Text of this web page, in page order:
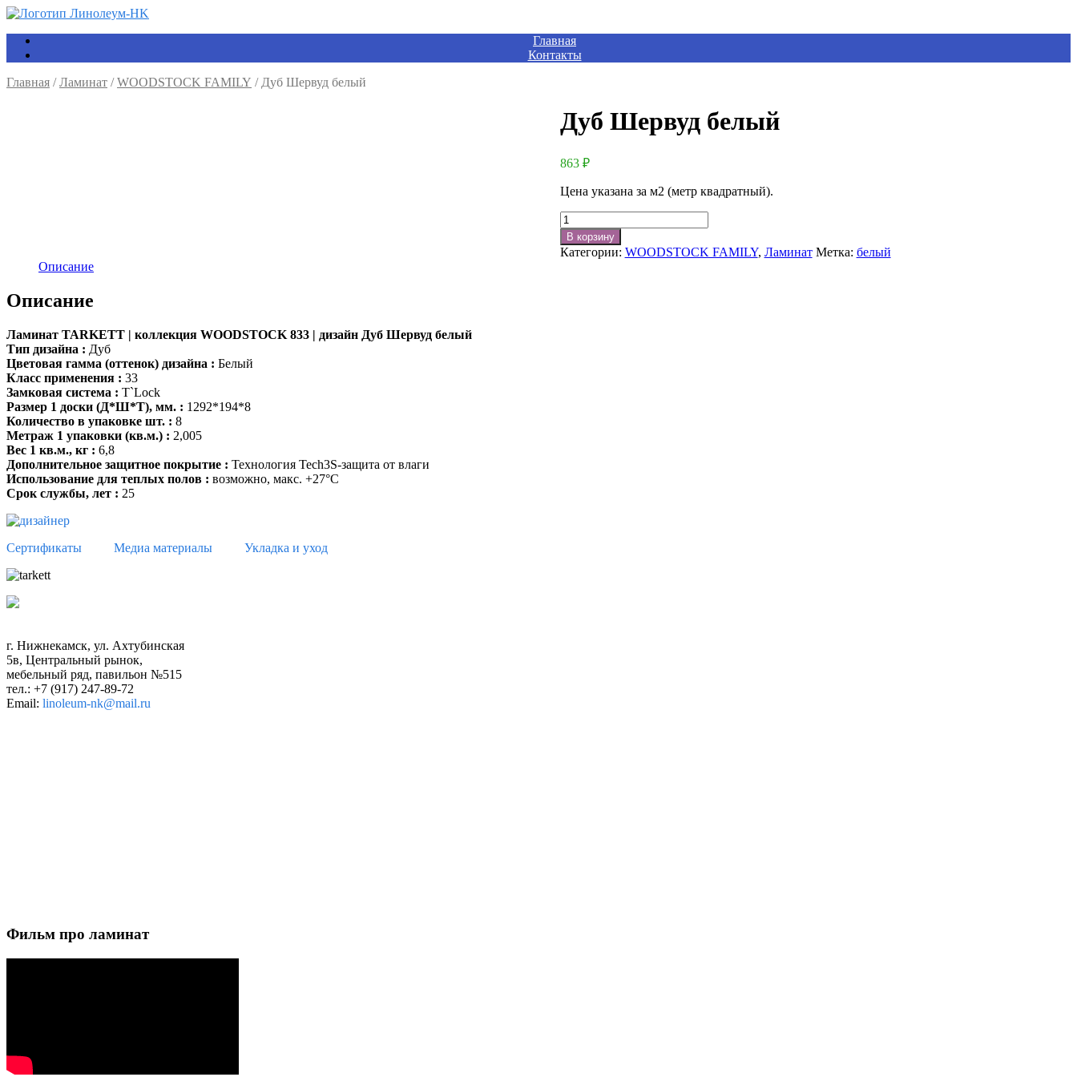
Главная
Контакты
Главная /Ламинат /WOODSTOCK FAMILY / Дуб Шервуд белый
Дуб Шервуд белый
863 ₽
Цена указана за м2 (метр квадратный).
Количество
товара
Дуб
Шервуд
В корзину
Категории: WOODSTOCK FAMILY, Ламинат Метка: белый
Описание
Описание
Ламинат TARKETT | коллекция WOODSTOCK 833 | дизайн Дуб Шервуд белый
Тип дизайна : Дуб
Цветовая гамма (оттенок) дизайна : Белый
Класс применения : 33
Замковая система : T`Lock
Размер 1 доски (Д*Ш*Т), мм. : 1292*194*8
Количество в упаковке шт. : 8
Метраж 1 упаковки (кв.м.) : 2,005
Вес 1 кв.м., кг : 6,8
Дополнительное защитное покрытие : Технология Tech3S-защита от влаги
Использование для теплых полов : возможно, макс. +27°С
Срок службы, лет : 25
Сертификаты Медиа материалы Укладка и уход
г. Нижнекамск, ул. Ахтубинская
5в, Центральный рынок,
мебельный ряд, павильон №515
тел.: +7 (917) 247-89-72
Email: linoleum-nk@mail.ru
Фильм про ламинат